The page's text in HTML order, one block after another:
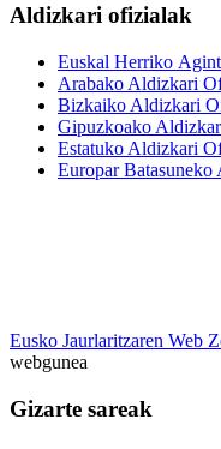
Aldizkari ofizialak
Euskal Herriko
Arabako Aldizkari
Bizkaiko Aldizkari
Gipuzkoako
Estatuko Aldizkari
Europar
Eusko Jaurlaritzaren Web
webgunea
Gizarte sareak